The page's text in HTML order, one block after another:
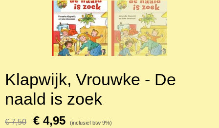
Klapwijk, Vrouwke - De
naald is zoek
€ 7,50 € 4,95 (inclusief btw 9%)